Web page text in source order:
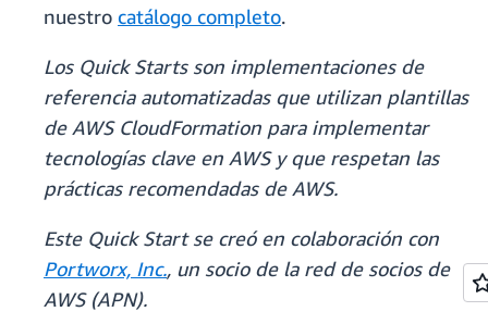
nuestro catálogo completo.
Los Quick Starts son implementaciones de
referencia automatizadas que utilizan plantillas
de AWS CloudFormation para implementar
tecnologías clave en AWS y que respetan las
prácticas recomendadas de AWS.
Este Quick Start se creó en colaboración con
Portworx, Inc., un socio de la red de socios de
AWS (APN).